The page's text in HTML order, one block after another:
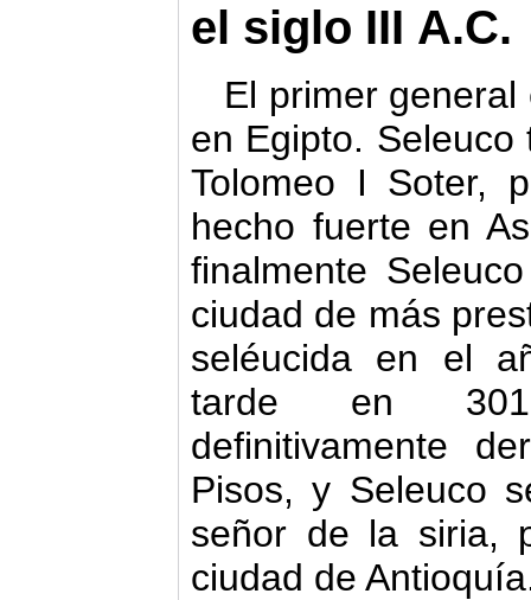
el siglo III A.C.
El primer general
en Egipto.
Tolomeo I Soter,
hecho fuerte en
finalmente
ciudad de más
seléucida en el
tarde en
definitivamente
Pisos, y Seleuco
señor de la siria,
ciudad de